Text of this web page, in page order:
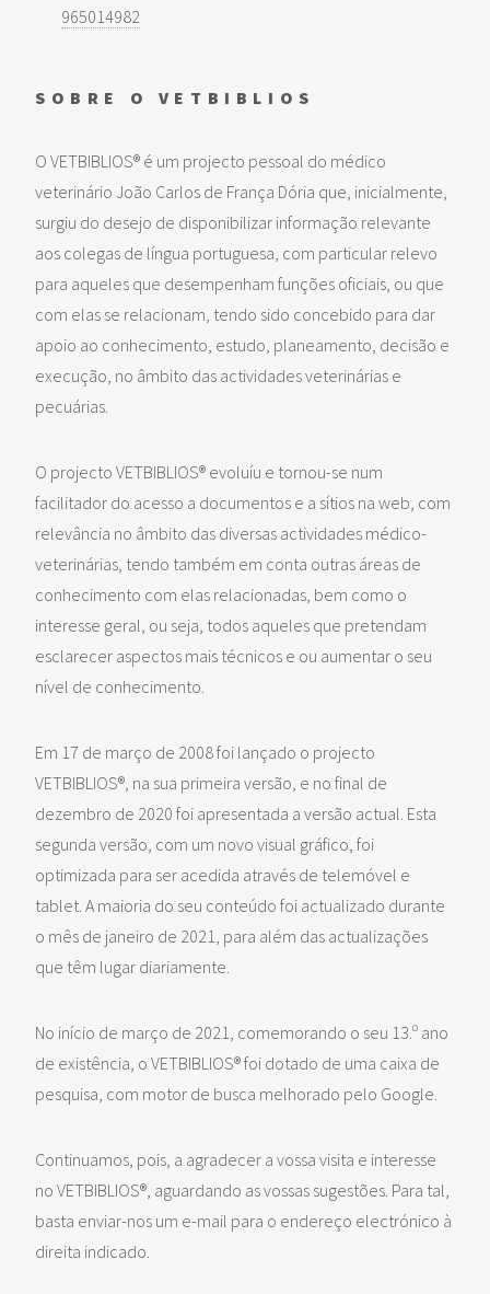
SOBRE O VETBIBLIOS
O VETBIBLIOS® é um projecto pessoal do médico
veterinário João Carlos de França Dória que, inicialmente,
surgiu do desejo de disponibilizar informação relevante
aos colegas de língua portuguesa, com particular relevo
para aqueles que desempenham funções oficiais, ou que
com elas se relacionam, tendo sido concebido para dar
apoio ao conhecimento, estudo, planeamento, decisão e
execução, no âmbito das actividades veterinárias e
pecuárias.
O projecto VETBIBLIOS® evoluíu e tornou-se num
facilitador do acesso a documentos e a sítios na web, com
relevância no âmbito das diversas actividades médico-
veterinárias, tendo também em conta outras áreas de
conhecimento com elas relacionadas, bem como o
interesse geral, ou seja, todos aqueles que pretendam
esclarecer aspectos mais técnicos e ou aumentar o seu
nível de conhecimento.
Em 17 de março de 2008 foi lançado o projecto
VETBIBLIOS®, na sua primeira versão, e no final de
dezembro de 2020 foi apresentada a versão actual. Esta
segunda versão, com um novo visual gráfico, foi
optimizada para ser acedida através de telemóvel e
tablet. A maioria do seu conteúdo foi actualizado durante
o mês de janeiro de 2021, para além das actualizações
que têm lugar diariamente.
No início de março de 2021, comemorando o seu 13.º ano
de existência, o VETBIBLIOS® foi dotado de uma caixa de
pesquisa, com motor de busca melhorado pelo Google.
Continuamos, pois, a agradecer a vossa visita e interesse
no VETBIBLIOS®, aguardando as vossas sugestões. Para tal,
basta enviar-nos um e-mail para o endereço electrónico à
direita indicado.
965014982